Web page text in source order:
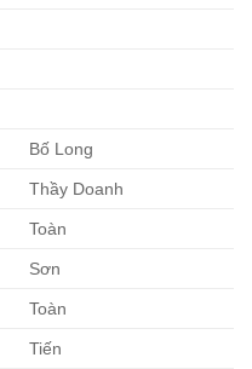
Bố Long
Thầy Doanh
Toàn
Sơn
Toàn
Tiến